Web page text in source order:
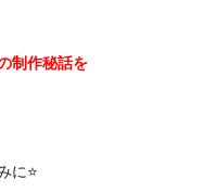
制作秘話を
に⭐